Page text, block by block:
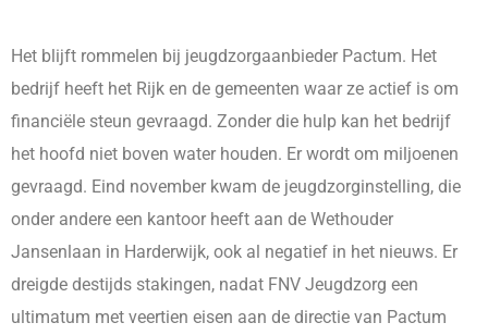
Het blijft rommelen bij jeugdzorgaanbieder Pactum. Het
bedrijf heeft het Rijk en de gemeenten waar ze actief is om
financiële steun gevraagd. Zonder die hulp kan het bedrijf
het hoofd niet boven water houden. Er wordt om miljoenen
gevraagd. Eind november kwam de jeugdzorginstelling, die
onder andere een kantoor heeft aan de Wethouder
Jansenlaan in Harderwijk, ook al negatief in het nieuws. Er
dreigde destijds stakingen, nadat FNV Jeugdzorg een
ultimatum met veertien eisen aan de directie van Pactum